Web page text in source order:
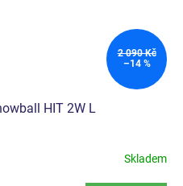
2 090 Kč
–14 %
HIT 2W L
Skladem